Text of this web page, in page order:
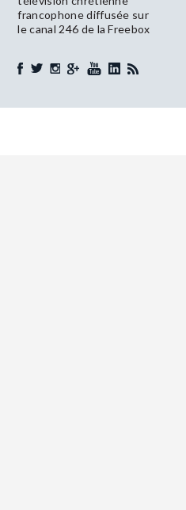
francophone diffusée sur
le canal 246 de la Freebox